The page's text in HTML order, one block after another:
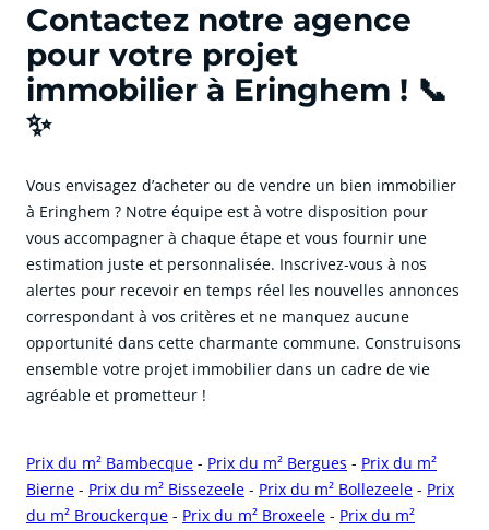
Contactez notre agence
pour votre projet
immobilier à Eringhem ! 📞
✨
Vous envisagez d’acheter ou de vendre un bien immobilier
à Eringhem ? Notre équipe est à votre disposition pour
vous accompagner à chaque étape et vous fournir une
estimation juste et personnalisée. Inscrivez-vous à nos
alertes pour recevoir en temps réel les nouvelles annonces
correspondant à vos critères et ne manquez aucune
opportunité dans cette charmante commune. Construisons
ensemble votre projet immobilier dans un cadre de vie
agréable et prometteur !
Prix du m² Bambecque - Prix du m² Bergues - Prix du m²
Bierne - Prix du m² Bissezeele - Prix du m² Bollezeele - Prix
du m² Brouckerque - Prix du m² Broxeele - Prix du m²